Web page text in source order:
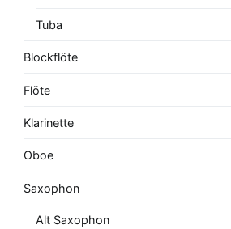
Tuba
Blockflöte
Flöte
Klarinette
Oboe
Saxophon
Alt Saxophon